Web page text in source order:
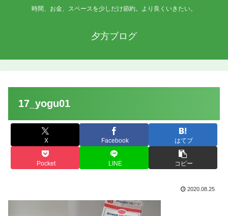
時間、お金、スペースを少しだけ節約。より良くいきたい。
夕方ブログ
17_yogu01
X Facebook はてブ
Pocket LINE コピー
2020.08.25